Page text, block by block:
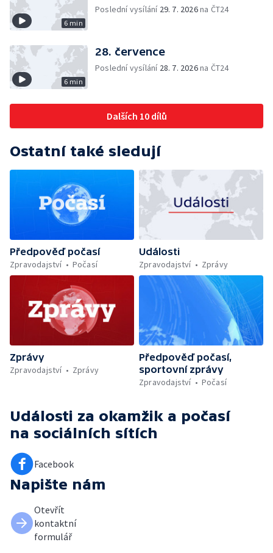
6 min
Poslední vysílání 29. 7. 2026na ČT24
6 min
28. července
Poslední vysílání 28. 7. 2026na ČT24
Dalších 10 dílů
Ostatní také sledují
Předpověď počasí
Zpravodajství
Počasí
Události
Zpravodajství
Zprávy
Zprávy
Zpravodajství
Zprávy
Předpověď počasí,
sportovní zprávy
Zpravodajství
Počasí
Události za okamžik a počasí
na sociálních sítích
Facebook
Napište nám
Otevřít
kontaktní
formulář